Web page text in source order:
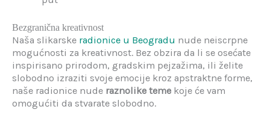
Bezgranična kreativnost
Naša slikarske radionice u Beogradu nude neiscrpne
mogućnosti za kreativnost. Bez obzira da li se osećate
inspirisano prirodom, gradskim pejzažima, ili želite
slobodno izraziti svoje emocije kroz apstraktne forme,
naše radionice nude raznolike teme koje će vam
omogućiti da stvarate slobodno.